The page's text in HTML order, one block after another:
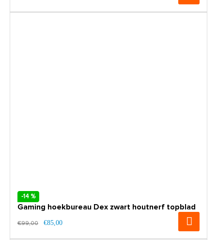
-14 %
Gaming hoekbureau Dex zwart houtnerf topblad
€99,00 €85,00